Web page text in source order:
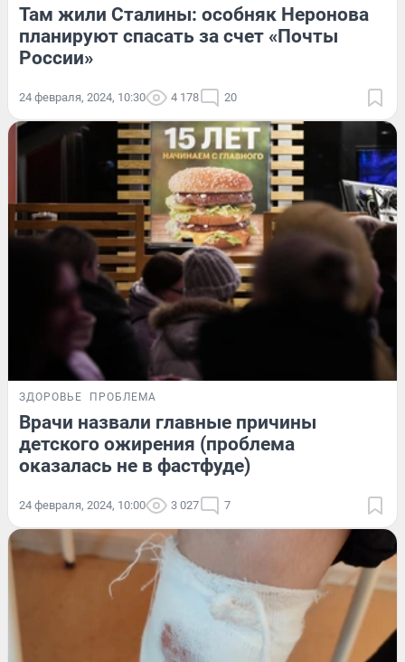
Там жили Сталины: особняк Неронова
планируют спасать за счет «Почты
России»
24 февраля, 2024, 10:30 4 178 20
ЗДОРОВЬЕ ПРОБЛЕМА
Врачи назвали главные причины
детского ожирения (проблема
оказалась не в фастфуде)
24 февраля, 2024, 10:00 3 027 7